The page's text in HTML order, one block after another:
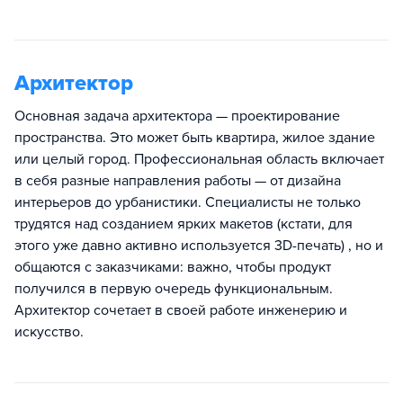
Архитектор
Основная задача архитектора — проектирование
пространства. Это может быть квартира, жилое здание
или целый город. Профессиональная область включает
в себя разные направления работы — от дизайна
интерьеров до урбанистики. Специалисты не только
трудятся над созданием ярких макетов (кстати, для
этого уже давно активно используется 3D-печать) , но и
общаются с заказчиками: важно, чтобы продукт
получился в первую очередь функциональным.
Архитектор сочетает в своей работе инженерию и
искусство.